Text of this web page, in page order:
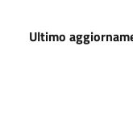
Ultimo